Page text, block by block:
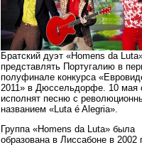
Братский дуэт «Homens da
представлять Португалию в
полуфинале конкурса
2011» в Дюссельдорфе. 10 мая
исполнят песню с
названием «Luta é Alegria».
Группа «Homens da Luta» была
образована в Лиссабоне в 2002